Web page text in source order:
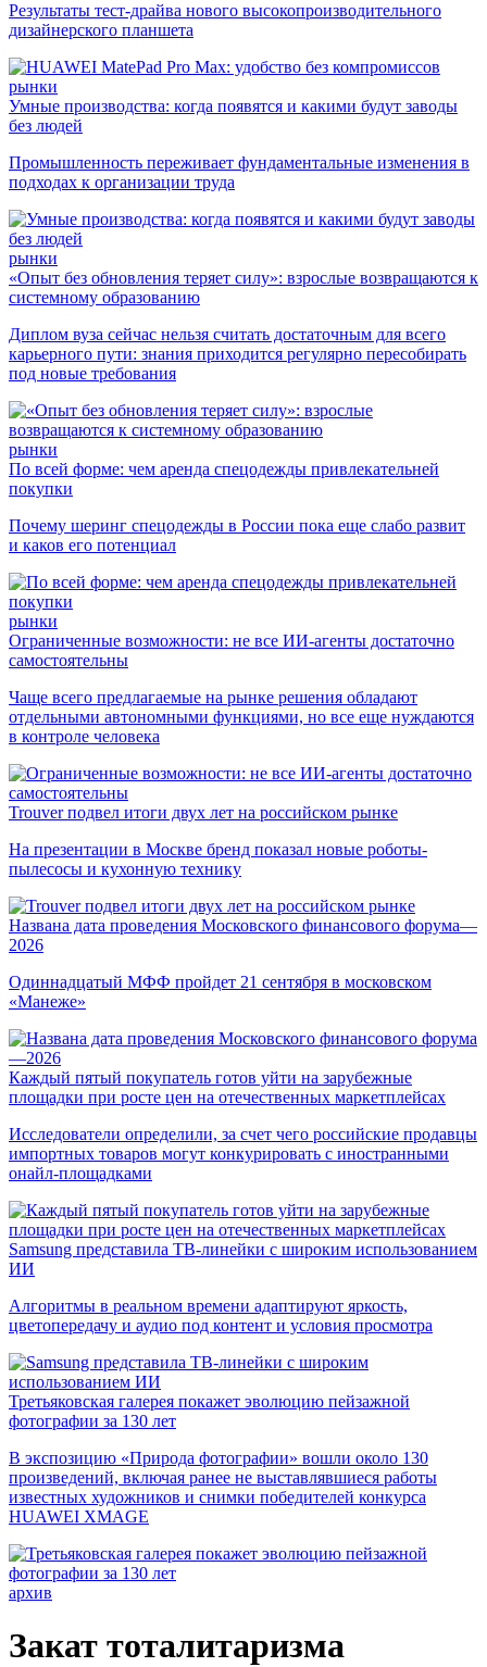
Результаты тест-драйва нового высокопроизводительного
дизайнерского планшета
рынки
Умные производства: когда появятся и какими будут заводы
без людей
Промышленность переживает фундаментальные изменения в
подходах к организации труда
рынки
«Опыт без обновления теряет силу»: взрослые возвращаются к
системному образованию
Диплом вуза сейчас нельзя считать достаточным для всего
карьерного пути: знания приходится регулярно пересобирать
под новые требования
рынки
По всей форме: чем аренда спецодежды привлекательней
покупки
Почему шеринг спецодежды в России пока еще слабо развит
и каков его потенциал
рынки
Ограниченные возможности: не все ИИ-агенты достаточно
самостоятельны
Чаще всего предлагаемые на рынке решения обладают
отдельными автономными функциями, но все еще нуждаются
в контроле человека
Trouver подвел итоги двух лет на российском рынке
На презентации в Москве бренд показал новые роботы-
пылесосы и кухонную технику
Названа дата проведения Московского финансового форума—
2026
Одиннадцатый МФФ пройдет 21 сентября в московском
«Манеже»
Каждый пятый покупатель готов уйти на зарубежные
площадки при росте цен на отечественных маркетплейсах
Исследователи определили, за счет чего российские продавцы
импортных товаров могут конкурировать с иностранными
онайл-площадками
Samsung представила ТВ-линейки с широким использованием
ИИ
Алгоритмы в реальном времени адаптируют яркость,
цветопередачу и аудио под контент и условия просмотра
Третьяковская галерея покажет эволюцию пейзажной
фотографии за 130 лет
В экспозицию «Природа фотографии» вошли около 130
произведений, включая ранее не выставлявшиеся работы
известных художников и снимки победителей конкурса
HUAWEI XMAGE
архив
Закат тоталитаризма